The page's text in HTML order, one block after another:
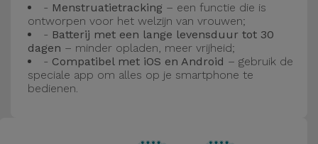
- Menstruatietracking – een functie die is
ontworpen voor het welzijn van vrouwen;
- Batterij met een lange levensduur tot 30
dagen – minder opladen, meer vrijheid;
- Compatibel met iOS en Android – gebruik de
speciale app om alles op je smartphone te
bedienen.